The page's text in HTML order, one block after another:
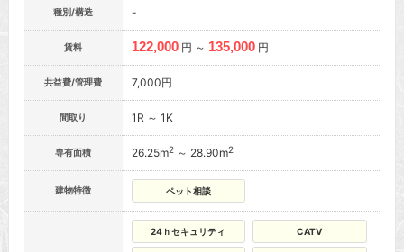
種別/構造 -
賃料 122,000 円 ～ 135,000 円
共益費/管理費 7,000円
間取り 1R ～ 1K
専有面積 26.25m2～ 28.90m2
建物特徴 ペット相談
24ｈセキュリティ CATV